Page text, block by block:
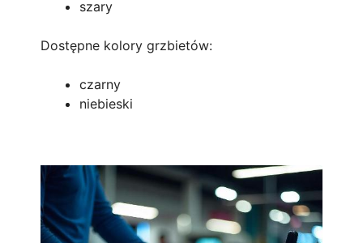
szary
Dostępne kolory grzbietów:
czarny
niebieski